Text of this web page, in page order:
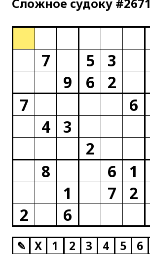
7
5 3
9
6 2
7
6
4
3
2
8
6 1
1
7 2
2
6
✎ X 1 2 3 4 5 6